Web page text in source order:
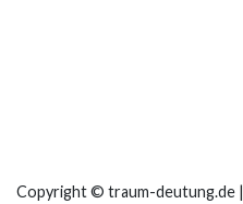
Copyright © traum-deutung.de |